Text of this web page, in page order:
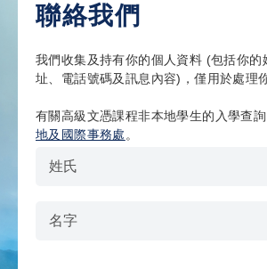
聯絡我們
我們收集及持有你的個人資料 (包括你的
址、電話號碼及訊息內容)，僅用於處理
有關高級文憑課程非本地學生的入學查
地及國際事務處 。